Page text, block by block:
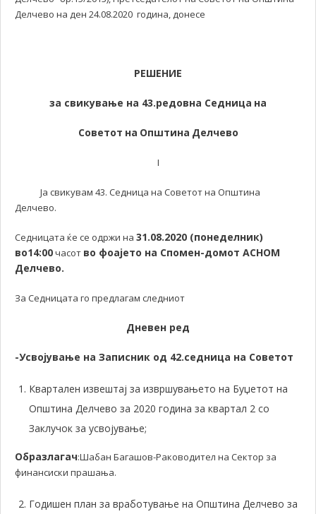
Делчево на ден 24.08.2020 година, донесе
РЕШЕНИЕ
за свикување на 43.редовна Седница на
Советот на Општина Делчево
I
Ја свикувам 43. Седница на Советот на Општина
Делчево.
Седницата ќе се одржи на 31.08.2020 (понеделник)
во14:00часот во фоајето на Спомен-домот АСНОМ
Делчево.
За Седницата го предлагам следниот
Дневен ред
-Усвојување на Записник од 42.седница на Советот
Квартален извештај за извршувањето на Буџетот на
Општина Делчево за 2020 година за квартал 2 со
Заклучок за усвојување;
Образлагач:Шабан Багашов-Раководител на Сектор за
финансиски прашања.
Годишен план за вработување на Општина Делчево за